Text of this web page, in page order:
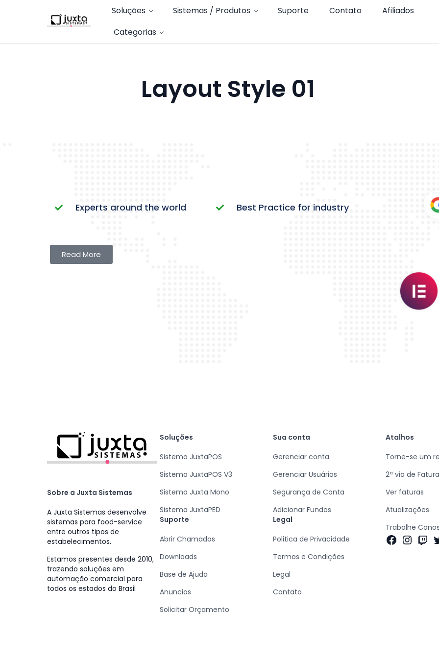
Soluções Sistemas / Produtos Suporte Contato
Afiliados
Categorias
Layout Style 01
Experts around the world Best Practice for industry
Read More
Sobre a Juxta Sistemas
A Juxta Sistemas desenvolve
sistemas para food-service
entre outros tipos de
estabelecimentos.
Estamos presentes desde 2010,
trazendo soluções em
automação comercial para
todos os estados do Brasil
Soluções
Sistema JuxtaPOS
Sistema JuxtaPOS V3
Sistema Juxta Mono
Sistema JuxtaPED
Suporte
Abrir Chamados
Downloads
Base de Ajuda
Anuncios
Solicitar Orçamento
Sua conta
Gerenciar conta
Gerenciar Usuários
Segurança de Conta
Adicionar Fundos
Legal
Politica de Privacidade
Termos e Condições
Legal
Contato
Atalhos
Torne-se um
2ª via de Fatura
Ver faturas
Atualizações
Trabalhe